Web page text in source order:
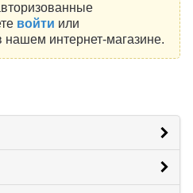
войти или
нашем интернет-магазине.